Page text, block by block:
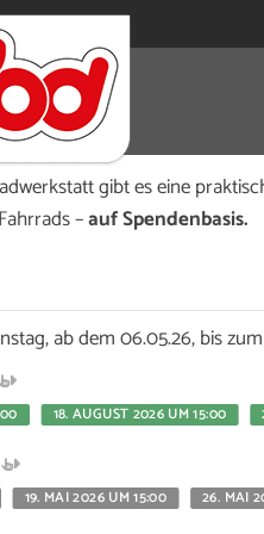
seinem Fahrrad hat, kann
gibt es eine
–auf Spendenbasis.
ab dem 06.05.26, bis
18. AUGUST 2026 UM 15:00
19. MAI 2026 UM 15:00 26. MAI